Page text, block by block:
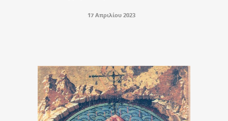
17 Απριλίου 2023